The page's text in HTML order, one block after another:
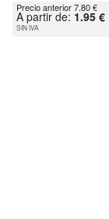
Precio anterior 7.80 €
A partir de: 1.95 €
SIN IVA